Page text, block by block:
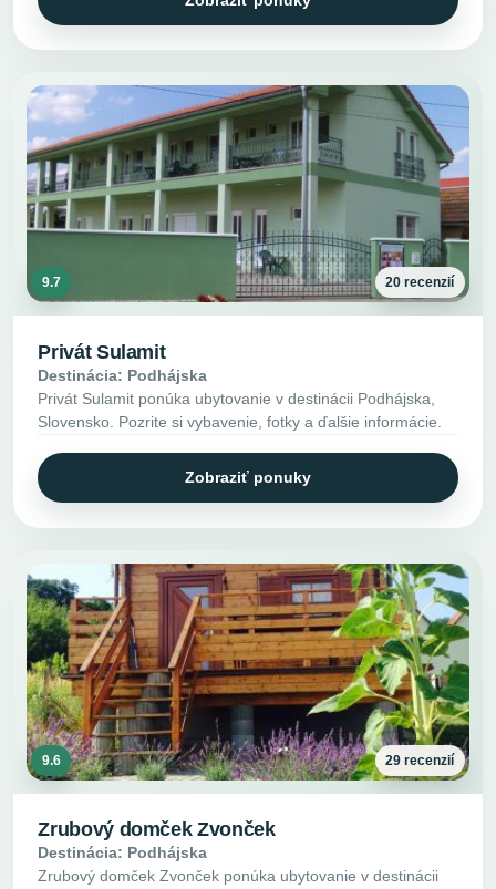
9.7 20 recenzií
Privát Sulamit
Destinácia: Podhájska
Privát Sulamit ponúka ubytovanie v destinácii Podhájska,
Slovensko. Pozrite si vybavenie, fotky a ďalšie informácie.
Zobraziť ponuky
9.6 29 recenzií
Zrubový domček Zvonček
Destinácia: Podhájska
Zrubový domček Zvonček ponúka ubytovanie v destinácii